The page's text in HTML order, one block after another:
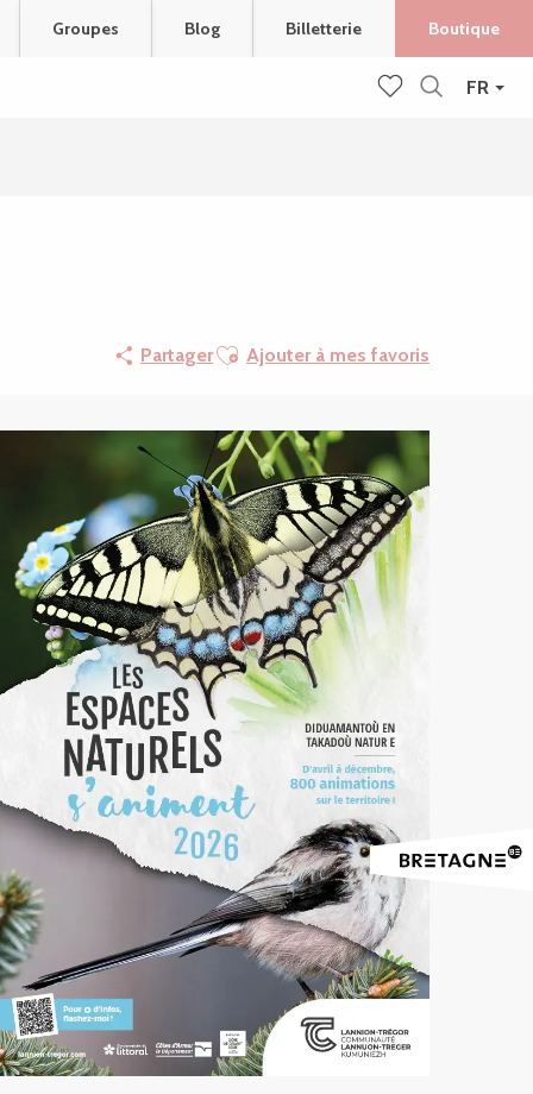
FR
Groupes Blog Billetterie Boutique
PartagerAjouter aux favoris
Ajouter à mes favoris